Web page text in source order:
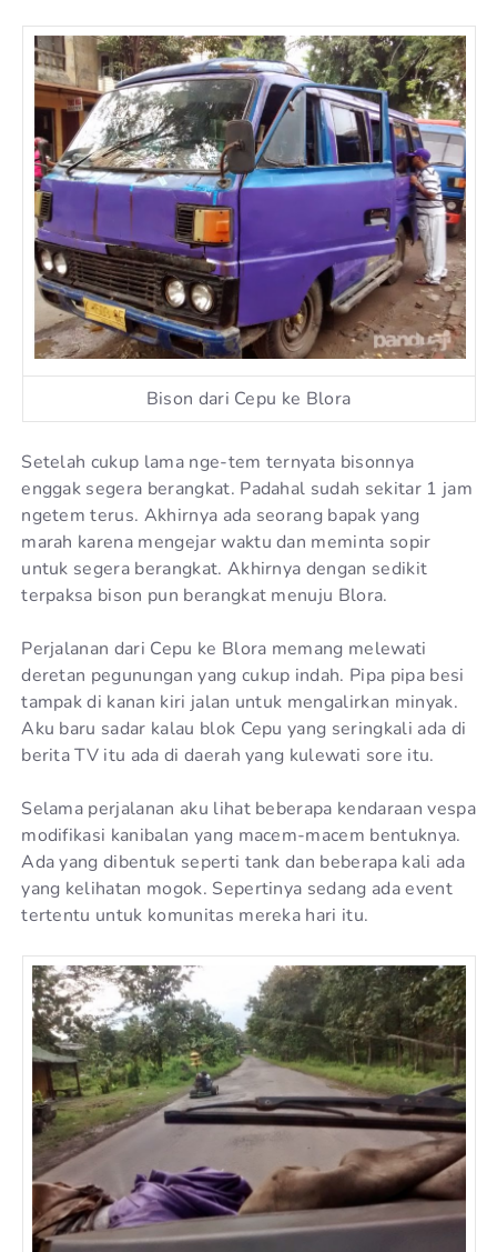
Bison dari Cepu ke Blora
Setelah cukup lama nge-tem ternyata bisonnya
enggak segera berangkat. Padahal sudah sekitar 1 jam
ngetem terus. Akhirnya ada seorang bapak yang
marah karena mengejar waktu dan meminta sopir
untuk segera berangkat. Akhirnya dengan sedikit
terpaksa bison pun berangkat menuju Blora.
Perjalanan dari Cepu ke Blora memang melewati
deretan pegunungan yang cukup indah. Pipa pipa besi
tampak di kanan kiri jalan untuk mengalirkan minyak.
Aku baru sadar kalau blok Cepu yang seringkali ada di
berita TV itu ada di daerah yang kulewati sore itu.
Selama perjalanan aku lihat beberapa kendaraan vespa
modifikasi kanibalan yang macem-macem bentuknya.
Ada yang dibentuk seperti tank dan beberapa kali ada
yang kelihatan mogok. Sepertinya sedang ada event
tertentu untuk komunitas mereka hari itu.